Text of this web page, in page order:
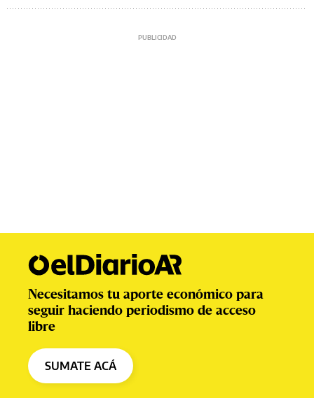
Necesitamos tu aporte económico para
seguir haciendo periodismo de acceso
libre
SUMATE ACÁ